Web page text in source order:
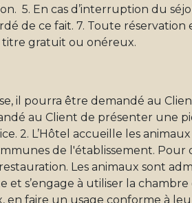
5. En cas d’interruption du
de ce fait. 7. Toute
titre gratuit ou onéreux.
il pourra être demandé au
au Client de présenter une
2. L’Hôtel accueille les
de l'établissement. Pour
Les animaux sont
et s’engage à utiliser la
faire un usage conforme à